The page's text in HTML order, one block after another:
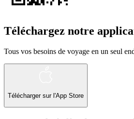
Téléchargez notre
Tous vos besoins de voyage en un seul
Télécharger sur l'App Store